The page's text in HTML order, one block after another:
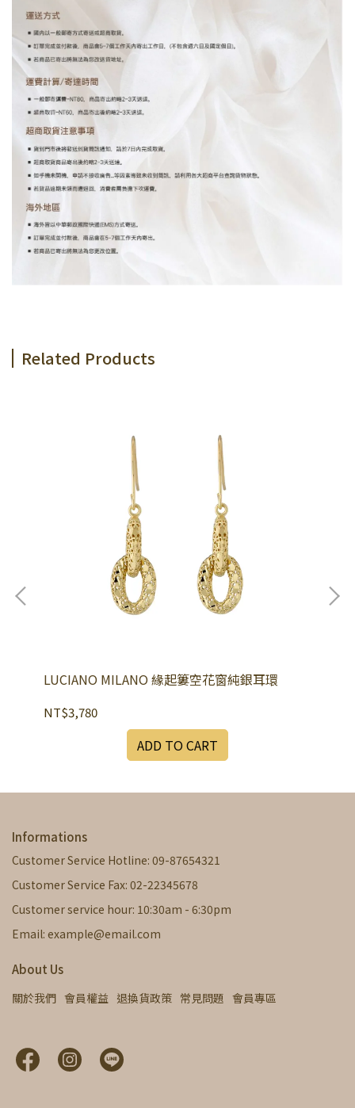
Related Products
LUCIANO MILANO 緣起簍空花窗純銀耳環
NT$3,780
ADD TO CART
Informations
Customer Service Hotline: 09-87654321
Customer Service Fax: 02-22345678
Customer service hour: 10:30am - 6:30pm
Email: example@email.com
About Us
關於我們 會員權益 退換貨政策 常見問題 會員專區